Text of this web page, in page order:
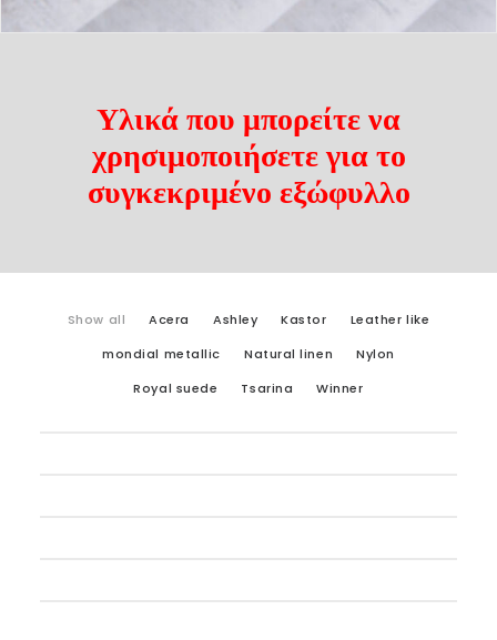
Υλικά που μπορείτε να
χρησιμοποιήσετε για το
συγκεκριμένο εξώφυλλο
Show all Acera Ashley Kastor
Leather like
mondial metallic
Natural linen
Nylon
Royal suede
Tsarina Winner